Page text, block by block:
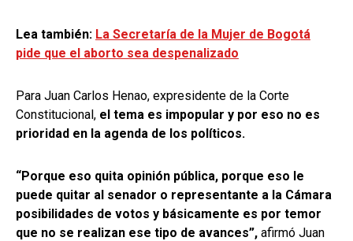
Lea también: La Secretaría de la Mujer de Bogotá
pide que el aborto sea despenalizado
Para Juan Carlos Henao, expresidente de la Corte
Constitucional, el tema es impopular y por eso no es
prioridad en la agenda de los políticos.
“Porque eso quita opinión pública, porque eso le
puede quitar al senador o representante a la Cámara
posibilidades de votos y básicamente es por temor
que no se realizan ese tipo de avances”, afirmó Juan